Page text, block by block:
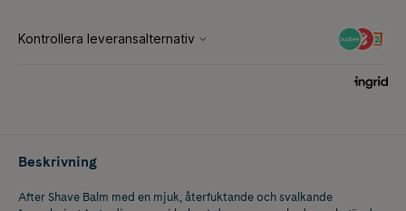
Beskrivning
After Shave Balm med en mjuk, återfuktande och svalkande